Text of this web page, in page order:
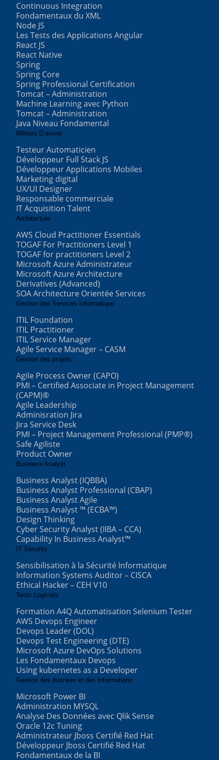
Continuous Integration
Fondamentaux du XML
Node JS
Les Tests des Applications Angular
React JS
React Native
Spring
Spring Core
Spring Professional Certification
Tomcat – Administration
Machine Learning avec Python
Tomcat – Administration
Java Niveau Fondamental
Métiers D’avenir
Testeur Automaticien
Développeur Full Stack JS
Développeur Applications Mobiles
Marketing digital
UX/UI Designer
Responsable commerciale
IT Acquisition Talent
Architecture
AWS Cloud Practitioner Essentials
TOGAF For Practitioners Level 1
TOGAF for practitioners Level 2
Microsoft Azure Administrateur
Microsoft Azure Architecture
Derivatives (Advanced)
SOA Architecture Orientée Services
Gestion des Services Informatique
ITIL Foundation
ITIL Practitioner
ITIL Service Manager
Agile Service Manager – CASM
Gestion des projets
Agile Process Owner (CAPO)
PMI – Certified Associate in Project Management
(CAPM)®
Agile Leadership
Adminisration Jira
Jira Service Desk
PMI – Project Management Professional (PMP®)
Safe Agiliste
Product Owner
Business Analyst
Business Analyst (IQBBA)
Business Analyst Professional (CBAP)
Business Analyst Agile
Business Analyst ™ (ECBA™)
Design Thinking
Cyber Security Analyst (IIBA – CCA)
Capability In Business Analyst™
IT Security
Sensibilisation à la Sécurité Informatique
Information Systems Auditor – CISCA
Ethical Hacker – CEH V10
Tests Logiciels
Formation A4Q Automatisation Selenium Tester
AWS Devops Engineer
Devops Leader (DOL)
Devops Test Engineering (DTE)
Microsoft Azure DevOps Solutions
Les Fondamentaux Devops
Using kubernetes as a Developer
Gestion des données et des informations
Microsoft Power BI
Administration MYSQL
Analyse Des Données avec Qlik Sense
Oracle 12c Tuning
Administrateur Jboss Certifié Red Hat
Développeur Jboss Certifié Red Hat
Fondamentaux de la BI